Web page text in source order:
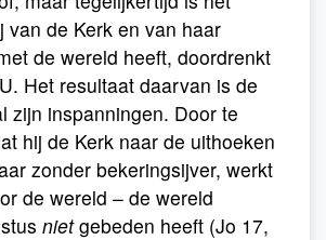
van de Kerk en van haar
de wereld heeft, doordrenkt
Het resultaat daarvan is de
zijn inspanningen. Door te
hij de Kerk naar de uithoeken
zonder bekeringsijver, werkt
de wereld – de wereld
nietgebeden heeft (Jo 17,